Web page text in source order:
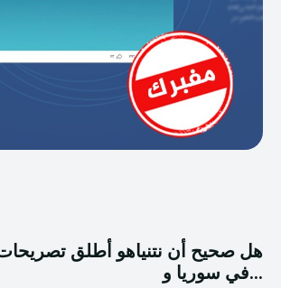
هل صحيح أن نتنياهو أطلق
في سوريا و...